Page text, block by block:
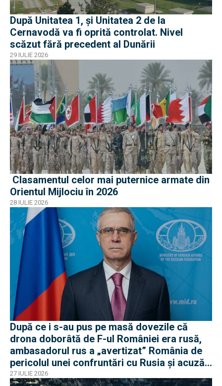
După Unitatea 1, și Unitatea 2 de la
Cernavodă va fi oprită controlat. Nivel
scăzut fără precedent al Dunării
29 IULIE 2026
Clasamentul celor mai puternice armate din
Orientul Mijlociu în 2026
28 IULIE 2026
După ce i s-au pus pe masă dovezile că
drona doborâtă de F-ul României era rusă,
ambasadorul rus a „avertizat” România de
pericolul unei confruntări cu Rusia și acuză
o „înscenare propagandistă”
27 IULIE 2026